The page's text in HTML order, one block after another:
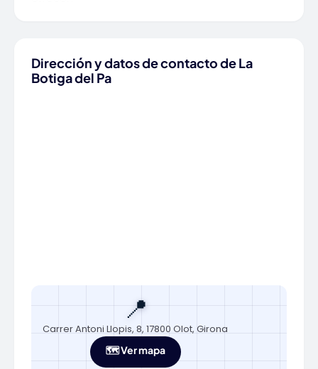
Dirección y datos de contacto de La
Botiga del Pa
📍
Carrer Antoni Llopis, 8, 17800 Olot, Girona
🗺️ Ver mapa